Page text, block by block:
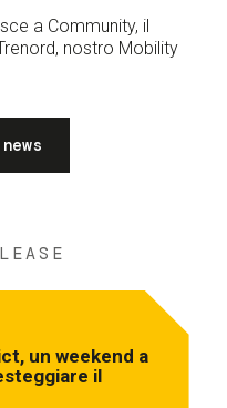
a Community, il
nostro Mobility
un weekend a
il